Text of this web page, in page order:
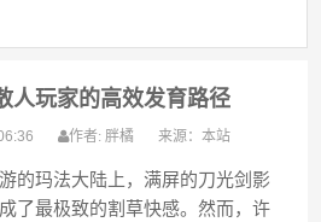
人玩家的高效发育路径
作者: 胖橘 来源：本站
玛法大陆上，满屏的刀光剑影
了最极致的割草快感。然而，许